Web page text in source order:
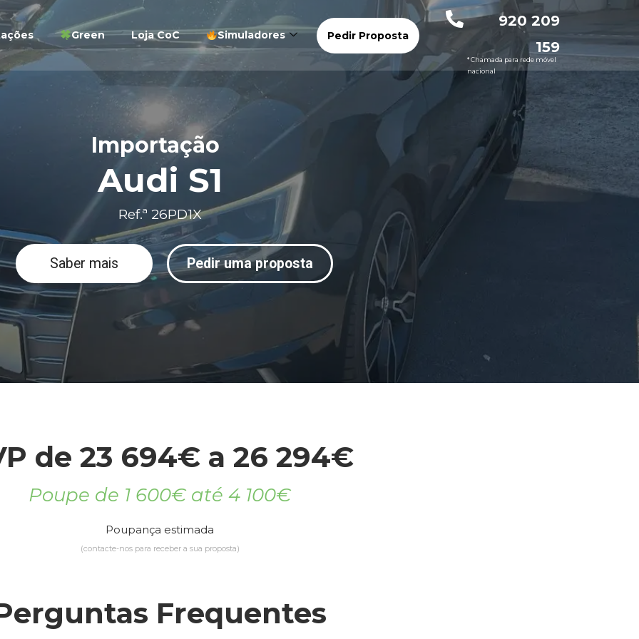
Green Loja CoC Simuladores Pedir Proposta
920 209
159
* Chamada para rede móvel
nacional
Importação
Audi S1
Ref.ª 26PD1X
Saber mais Pedir uma proposta
de 23 694€ a 26 294€
Poupe de 1 600€ até 4 100€
Poupança estimada
(contacte-nos para receber a sua proposta)
Frequentes